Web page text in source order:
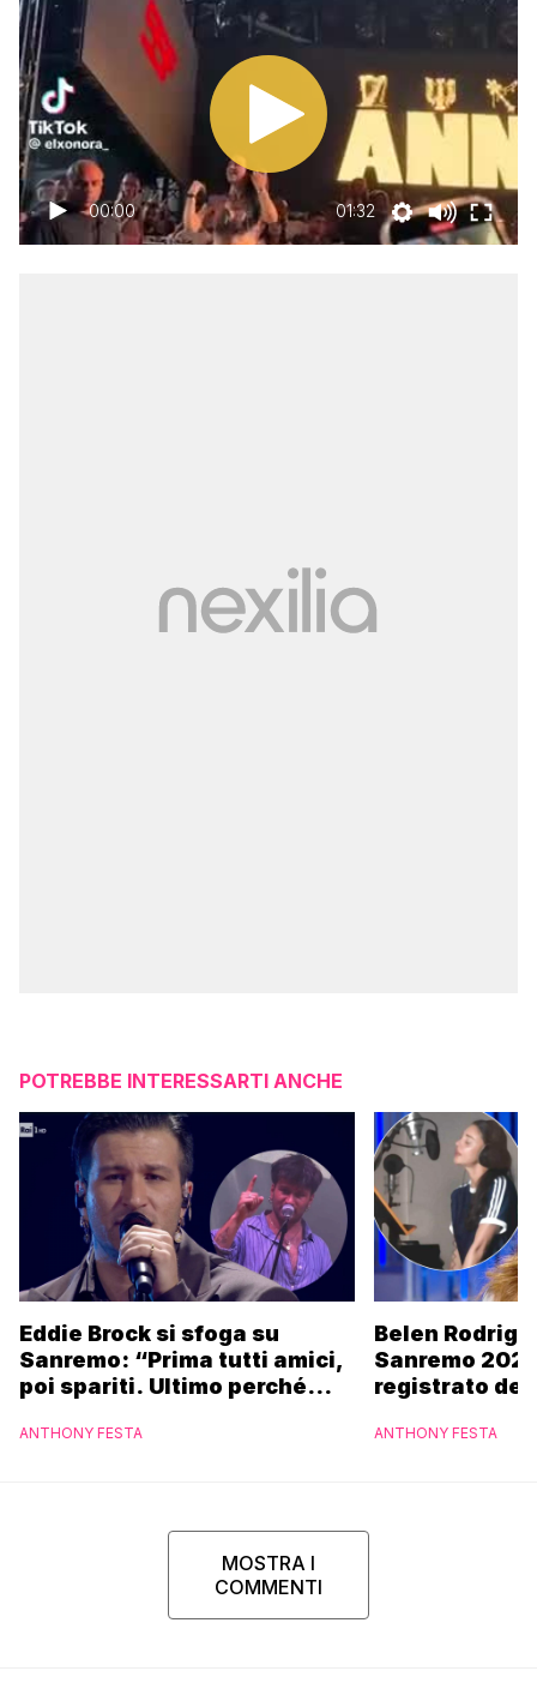
00:00 01:32
POTREBBE INTERESSARTI ANCHE
Eddie Brock si sfoga su
Sanremo: “Prima tutti amici,
poi spariti. Ultimo perché
marchette”
ANTHONY FESTA
Belen
Sanremo
registrato dei
ANTHONY FESTA
MOSTRA I
COMMENTI